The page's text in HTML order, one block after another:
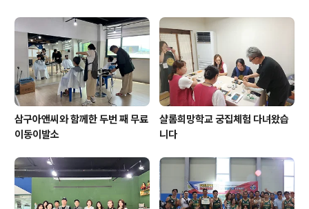
삼구아앤씨와 함께한 두번 째 무료
이동이발소
샬롬희망학교 궁집체험 다녀왔습
니다